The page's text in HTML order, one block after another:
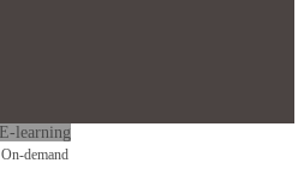
E-learning
On-demand